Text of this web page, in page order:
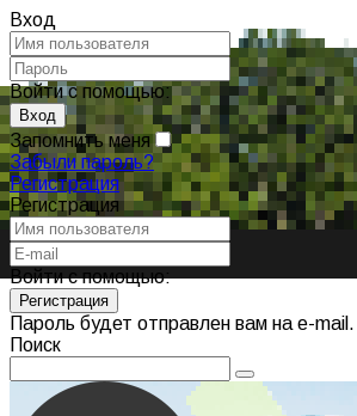
Вход
Войти с помощью:
Запомнить меня
Забыли пароль?
Регистрация
Регистрация
Войти с помощью:
Пароль будет отправлен вам на e-mail.
Поиск